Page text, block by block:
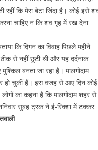
रहीं कि मेरा बेटा जिंदा है। कोई इसे
चाहिए न कि शव गृह में रख देना
कि दिगन का विवाह पिछले महीने
से नहीं छूटी थी और यह दर्दनाक
मुश्किल बनता जा रहा है। मालगोदाम
हो चुकीं हैं। इस वजह से आए दिन कोई
का कहना है कि मालगोदाम शहर से
सुबह ट्रक ने ई-रिक्शा में टक्कर